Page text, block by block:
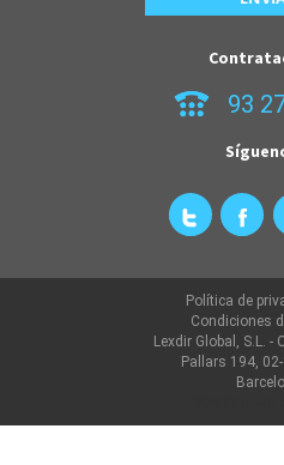
93
Política de
Condiciones
Lexdir Global, S.L. -
Pallars 194,